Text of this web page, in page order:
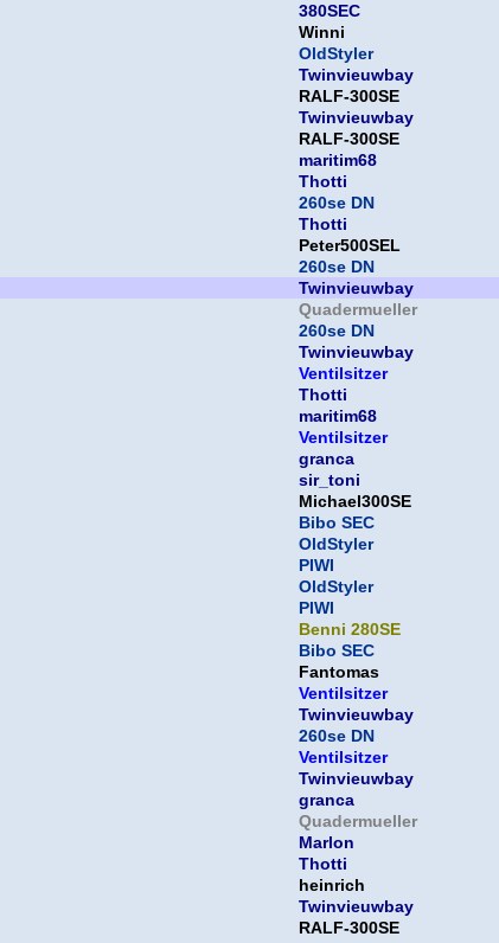
380SEC
Winni
OldStyler
Twinvieuwbay
RALF-300SE
Twinvieuwbay
RALF-300SE
maritim68
Thotti
260se DN
Thotti
Peter500SEL
260se DN
Twinvieuwbay
Quadermueller
260se DN
Twinvieuwbay
Ventilsitzer
Thotti
maritim68
Ventilsitzer
granca
sir_toni
Michael300SE
Bibo SEC
OldStyler
PIWI
OldStyler
PIWI
Benni 280SE
Bibo SEC
Fantomas
Ventilsitzer
Twinvieuwbay
260se DN
Ventilsitzer
Twinvieuwbay
granca
Quadermueller
Marlon
Thotti
heinrich
Twinvieuwbay
RALF-300SE